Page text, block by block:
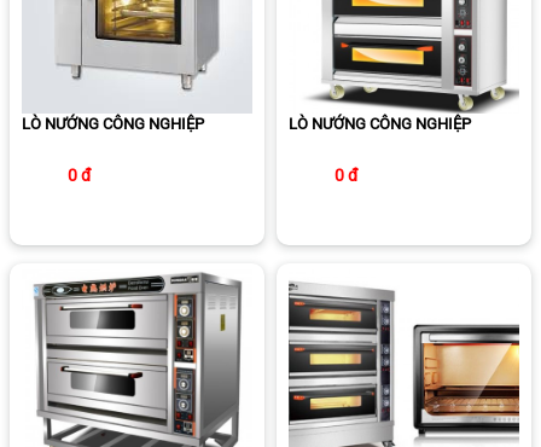
LÒ NƯỚNG CÔNG NGHIỆP
0 đ
LÒ NƯỚNG CÔNG NGHIỆP
0 đ